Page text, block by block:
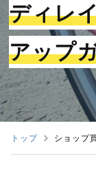
ディレ
アップ
トップ ショップ